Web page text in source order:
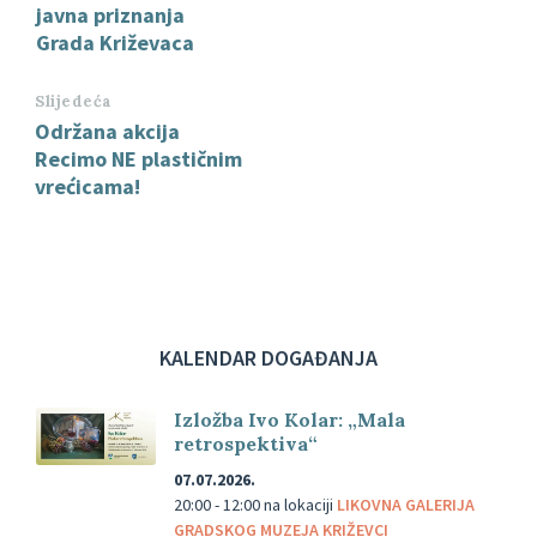
javna priznanja
Grada Križevaca
Slijedeća
Održana akcija
Recimo NE plastičnim
vrećicama!
KALENDAR DOGAĐANJA
Izložba Ivo Kolar: „Mala
retrospektiva“
07.07.2026.
20:00 - 12:00na lokaciji LIKOVNA GALERIJA
GRADSKOG MUZEJA KRIŽEVCI